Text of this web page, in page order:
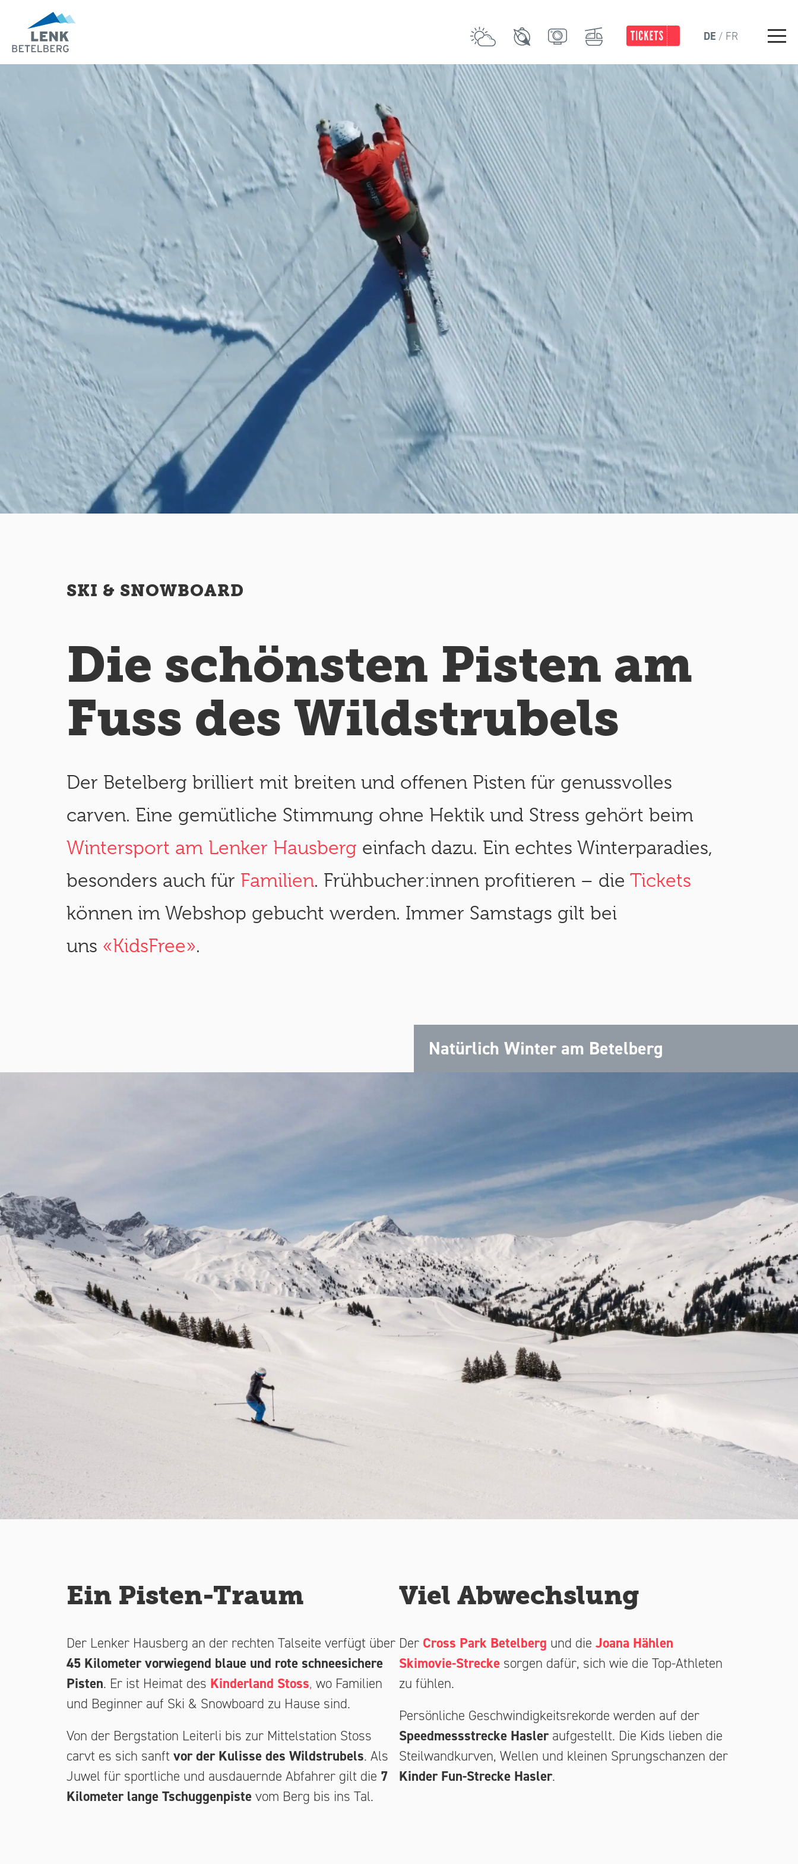
DE FR
SKI & SNOWBOARD
Die schönsten Pisten am
Fuss des Wildstrubels
Der Betelberg brilliert mit breiten und offenen Pisten für genussvolles
carven. Eine gemütliche Stimmung ohne Hektik und Stress gehört beim
Wintersport am Lenker Hausberg einfach dazu. Ein echtes Winterparadies,
besonders auch für Familien. Frühbucher:innen profitieren – die Tickets
können im Webshop gebucht werden. Immer Samstags gilt bei
uns «KidsFree».
Natürlich Winter am Betelberg
Ein Pisten-Traum
Der Lenker Hausberg an der rechten Talseite verfügt über
45 Kilometer vorwiegend blaue und rote schneesichere
Pisten. Er ist Heimat des Kinderland Stoss, wo Familien
und Beginner auf Ski & Snowboard zu Hause sind.
Von der Bergstation Leiterli bis zur Mittelstation Stoss
carvt es sich sanft vor der Kulisse des Wildstrubels. Als
Juwel für sportliche und ausdauernde Abfahrer gilt die 7
Kilometer lange Tschuggenpiste vom Berg bis ins Tal.
Viel Abwechslung
Der Cross Park Betelberg und die Joana Hählen
Skimovie-Strecke sorgen dafür, sich wie die Top-Athleten
zu fühlen.
Persönliche Geschwindigkeitsrekorde werden auf der
Speedmessstrecke Hasleraufgestellt. Die Kids lieben die
Steilwandkurven, Wellen und kleinen Sprungschanzen der
Kinder Fun-Strecke Hasler.